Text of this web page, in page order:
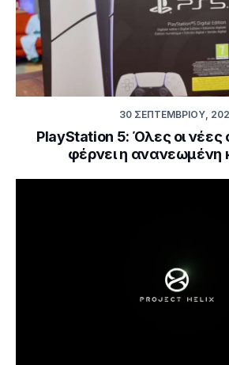
30 ΣΕΠΤΕΜΒΡΊΟΥ,
PlayStation 5: Όλες οι
φέρνει η ανανεωμένη